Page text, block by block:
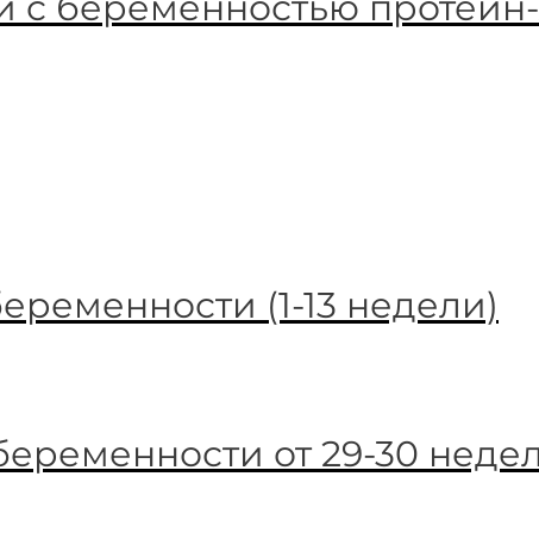
(1-13 недели)
от 29-30